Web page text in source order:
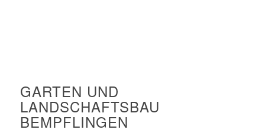
GARTEN UND
LANDSCHAFTSBAU
BEMPFLINGEN